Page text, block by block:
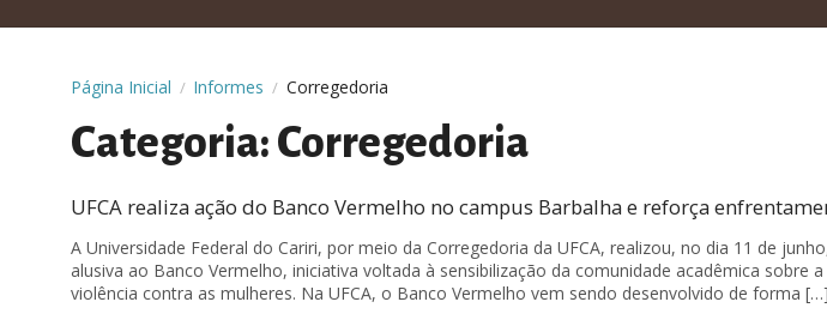
Página Inicial / Informes / Corregedoria
Categoria: Corregedoria
UFCA realiza ação do Banco Vermelho no campus Barbalha e reforça
A Universidade Federal do Cariri, por meio da Corregedoria da UFCA, realizou, no dia 11 de
alusiva ao Banco Vermelho, iniciativa voltada à sensibilização da comunidade acadêmica sobre
violência contra as mulheres. Na UFCA, o Banco Vermelho vem sendo desenvolvido de forma […]